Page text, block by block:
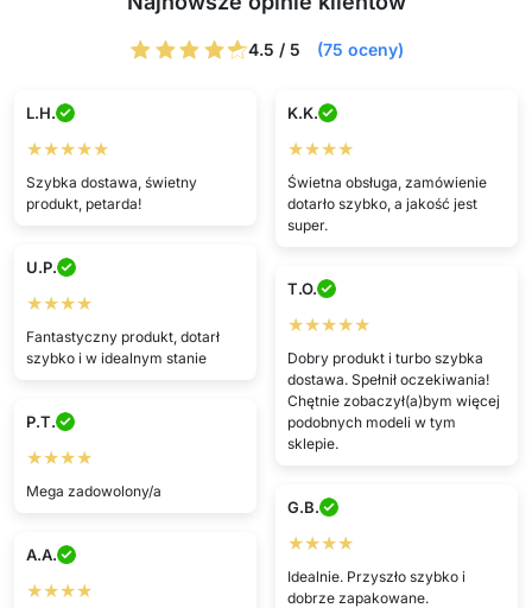
4.5 / 5 (75 oceny)
L.H.
★★★★★
Szybka dostawa, świetny
produkt, petarda!
K.K.
★★★★
Świetna obsługa, zamówienie
dotarło szybko, a jakość jest
super.
U.P.
★★★★
Fantastyczny produkt, dotarł
szybko i w idealnym stanie
T.O.
★★★★★
Dobry produkt i turbo szybka
dostawa. Spełnił oczekiwania!
Chętnie zobaczył(a)bym więcej
podobnych modeli w tym
sklepie.
P.T.
★★★★
Mega zadowolony/a
G.B.
★★★★
Idealnie. Przyszło szybko i
dobrze zapakowane.
A.A.
★★★★